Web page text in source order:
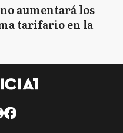
aumentará los
tarifario en la